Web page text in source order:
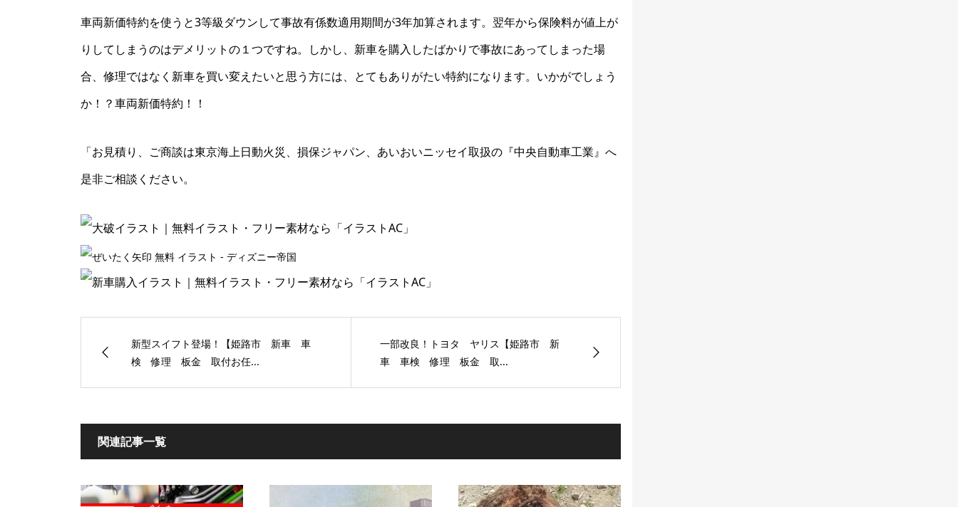
車両新価特約を使うと3等級ダウンして事故有係数適用期間が3年加算されます。翌年から保険料が値上が
りしてしまうのはデメリットの１つですね。しかし、新車を購入したばかりで事故にあってしまった場
合、修理ではなく新車を買い変えたいと思う方には、とてもありがたい特約になります。いかがでしょう
か！？車両新価特約！！
「お見積り、ご商談は東京海上日動火災、損保ジャパン、あいおいニッセイ取扱の『中央自動車工業』へ
是非ご相談ください。
新型スイフト登場！【姫路市 新車 車
検 修理 板金 取付お任...
一部改良！トヨタ ヤリス【姫路市 新
車 車検 修理 板金 取...
関連記事一覧